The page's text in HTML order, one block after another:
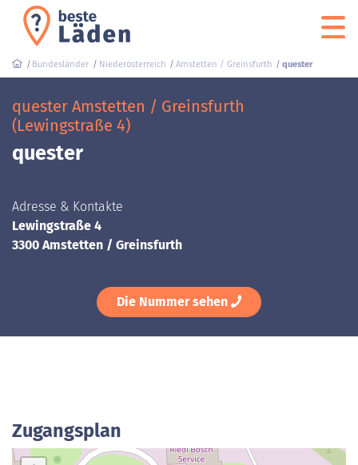
Bundesländer Niederösterreich Amstetten / Greinsfurth quester
quester Amstetten / Greinsfurth
(Lewingstraße 4)
quester
Adresse & Kontakte
Lewingstraße 4
3300 Amstetten / Greinsfurth
Die Nummer sehen
Zugangsplan